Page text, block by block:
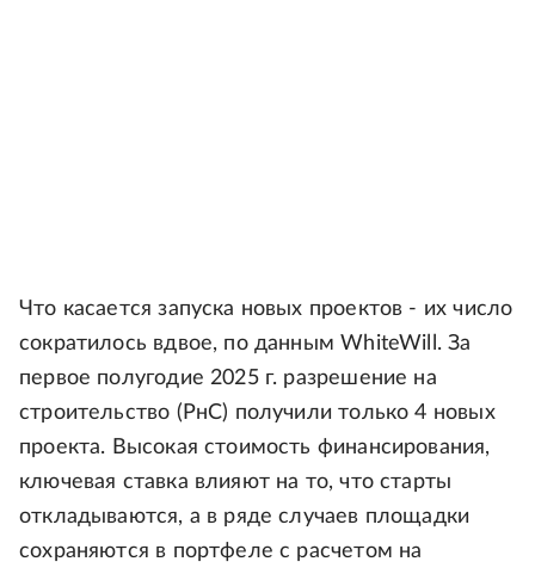
Что касается запуска новых проектов - их число
сократилось вдвое, по данным WhiteWill. За
первое полугодие 2025 г. разрешение на
строительство (РнС) получили только 4 новых
проекта. Высокая стоимость финансирования,
ключевая ставка влияют на то, что старты
откладываются, а в ряде случаев площадки
сохраняются в портфеле с расчетом на